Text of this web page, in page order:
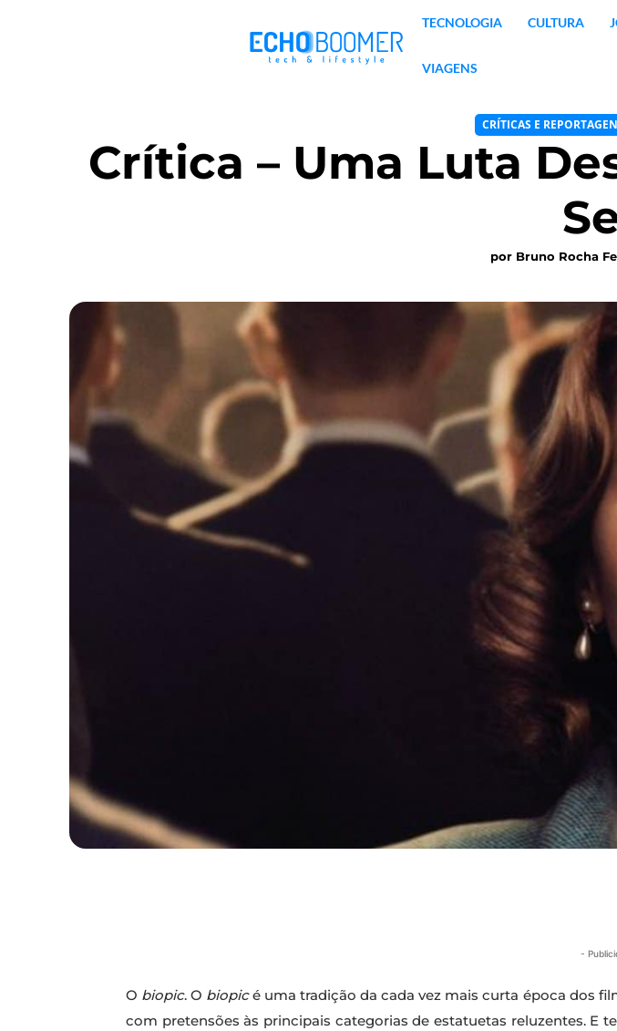
TECNOLOGIA CULTURA
VIAGENS
CRÍTICAS E
Crítica – Uma Luta
por Bruno Rocha
-
O biopic. O biopicé uma tradição da cada vez mais curta época dos
com pretensões às principais categorias de estatuetas reluzentes.